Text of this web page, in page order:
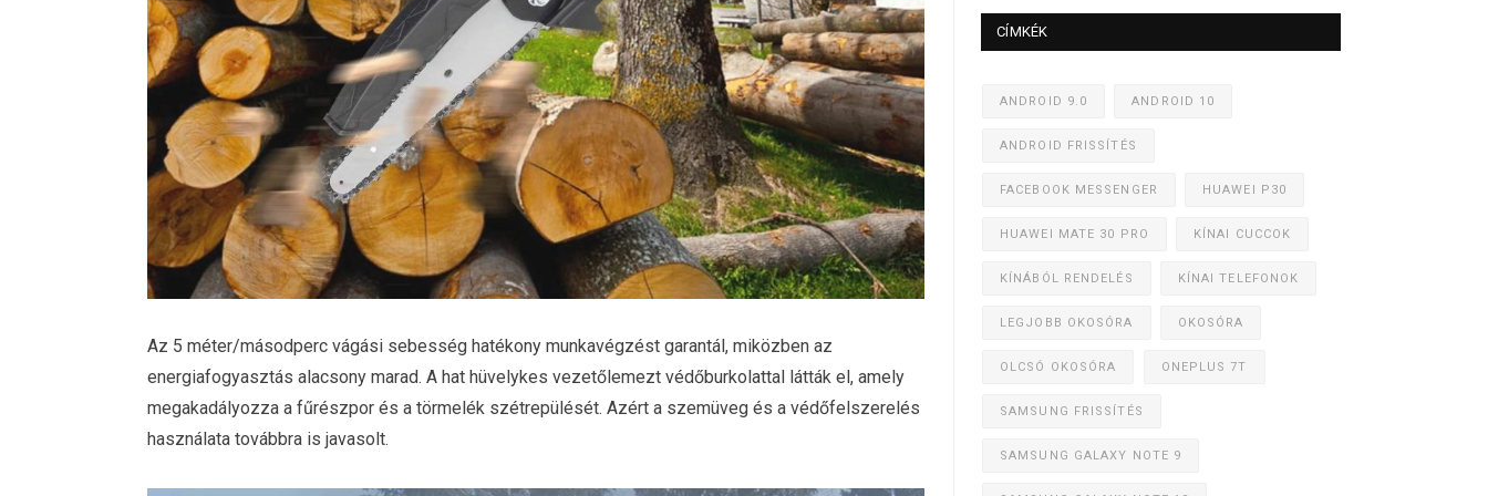
Az 5 méter/másodperc vágási sebesség hatékony munkavégzést garantál, miközben az
energiafogyasztás alacsony marad. A hat hüvelykes vezetőlemezt védőburkolattal látták el, amely
megakadályozza a fűrészpor és a törmelék szétrepülését. Azért a szemüveg és a védőfelszerelés
használata továbbra is javasolt.
CÍMKÉK
ANDROID 9.0 ANDROID 10
ANDROID FRISSÍTÉS
FACEBOOK MESSENGER HUAWEI P30
HUAWEI MATE 30 PRO KÍNAI CUCCOK
KÍNÁBÓL RENDELÉS KÍNAI TELEFONOK
LEGJOBB OKOSÓRA OKOSÓRA
OLCSÓ OKOSÓRA ONEPLUS 7T
SAMSUNG FRISSÍTÉS
SAMSUNG GALAXY NOTE 9